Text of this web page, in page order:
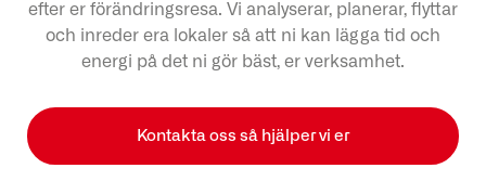
efter er förändringsresa. Vi analyserar, planerar, flyttar
och inreder era lokaler så att ni kan lägga tid och
energi på det ni gör bäst, er verksamhet.
Kontakta oss så hjälper vi er